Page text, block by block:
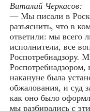
Виталий Черкасов:
— Мы писали в
разъяснить, что в
ответили: мы всего
исполнители, все
Роспотребнадзору.
накануне была
обжалования, и суд
как оно было
мы разбирались с